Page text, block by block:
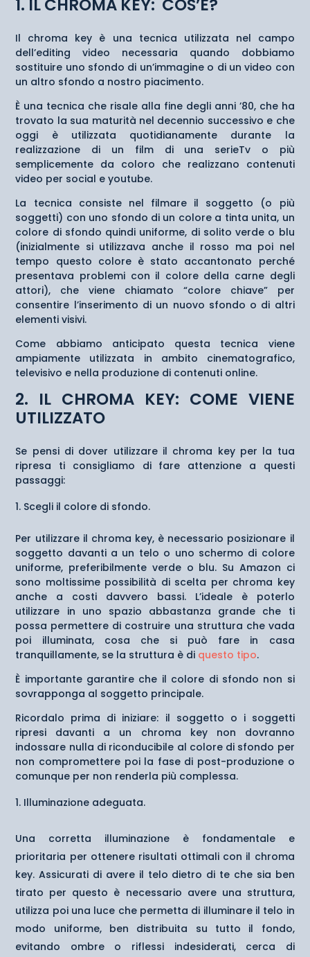
1. IL CHROMA KEY: COS’È?
Il chroma key è una tecnica utilizzata nel campo
dell’editing video necessaria quando dobbiamo
sostituire uno sfondo di un’immagine o di un video con
un altro sfondo a nostro piacimento.
È una tecnica che risale alla fine degli anni ’80, che ha
trovato la sua maturità nel decennio successivo e che
oggi è utilizzata quotidianamente durante la
realizzazione di un film di una serieTv o più
semplicemente da coloro che realizzano contenuti
video per social e youtube.
La tecnica consiste nel filmare il soggetto (o più
soggetti) con uno sfondo di un colore a tinta unita, un
colore di sfondo quindi uniforme, di solito verde o blu
(inizialmente si utilizzava anche il rosso ma poi nel
tempo questo colore è stato accantonato perché
presentava problemi con il colore della carne degli
attori), che viene chiamato “colore chiave” per
consentire l’inserimento di un nuovo sfondo o di altri
elementi visivi.
Come abbiamo anticipato questa tecnica viene
ampiamente utilizzata in ambito cinematografico,
televisivo e nella produzione di contenuti online.
2. IL CHROMA KEY: COME VIENE
UTILIZZATO
Se pensi di dover utilizzare il chroma key per la tua
ripresa ti consigliamo di fare attenzione a questi
passaggi:
Scegli il colore di sfondo.
Per utilizzare il chroma key, è necessario posizionare il
soggetto davanti a un telo o uno schermo di colore
uniforme, preferibilmente verde o blu. Su Amazon ci
sono moltissime possibilità di scelta per chroma key
anche a costi davvero bassi. L’ideale è poterlo
utilizzare in uno spazio abbastanza grande che ti
possa permettere di costruire una struttura che vada
poi illuminata, cosa che si può fare in casa
tranquillamente, se la struttura è di questo tipo.
È importante garantire che il colore di sfondo non si
sovrapponga al soggetto principale.
Ricordalo prima di iniziare: il soggetto o i soggetti
ripresi davanti a un chroma key non dovranno
indossare nulla di riconducibile al colore di sfondo per
non compromettere poi la fase di post-produzione o
comunque per non renderla più complessa.
Illuminazione adeguata.
Una corretta illuminazione è fondamentale e
prioritaria per ottenere risultati ottimali con il chroma
key. Assicurati di avere il telo dietro di te che sia ben
tirato per questo è necessario avere una struttura,
utilizza poi una luce che permetta di illuminare il telo in
modo uniforme, ben distribuita su tutto il fondo,
evitando ombre o riflessi indesiderati, cerca di